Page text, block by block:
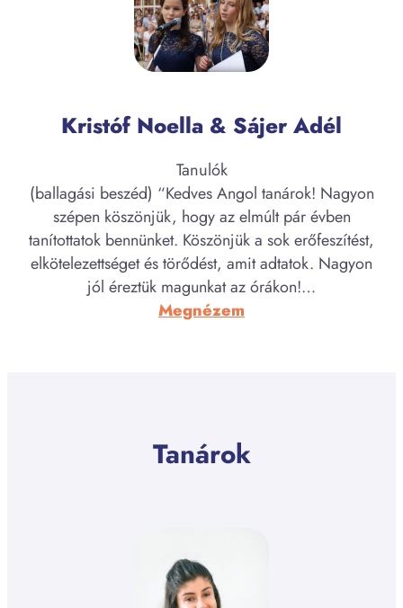
Kristóf Noella & Sájer Adél
Tanulók
(ballagási beszéd) “Kedves Angol tanárok! Nagyon
szépen köszönjük, hogy az elmúlt pár évben
tanítottatok bennünket. Köszönjük a sok erőfeszítést,
elkötelezettséget és törődést, amit adtatok. Nagyon
jól éreztük magunkat az órákon!…
Megnézem
(ballagási
Tanárok